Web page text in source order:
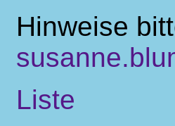
Hinweise
Liste